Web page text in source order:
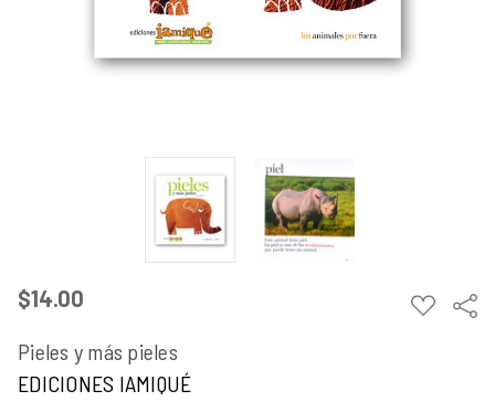
$14.00 ADD
TO
Pieles y más pieles
EDICIONES IAMIQUÉ